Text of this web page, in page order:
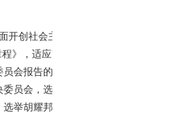
开创社会主
》，适应改
会报告的决
员会，选举
举胡耀邦为